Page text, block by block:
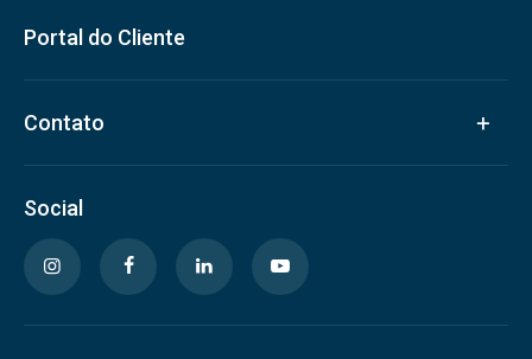
Portal do Cliente
Contato
Social